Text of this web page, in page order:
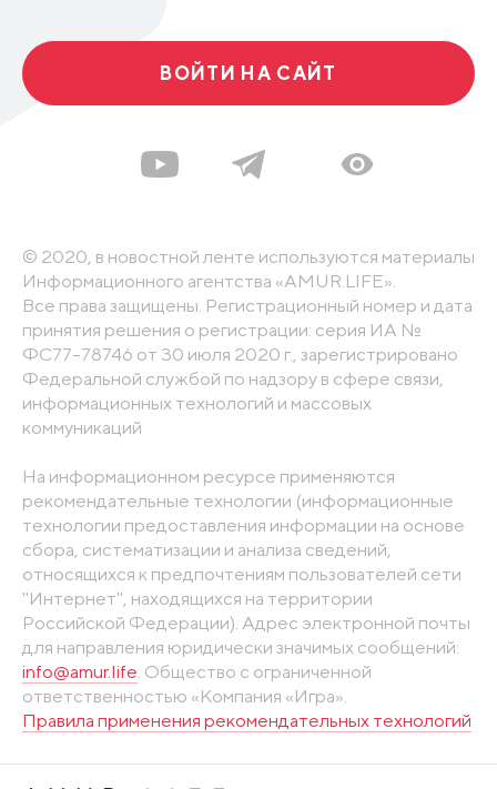
ВОЙТИ НА САЙТ
© 2020, в новостной ленте используются материалы
Информационного агентства «AMUR.LIFE».
Все права защищены. Регистрационный номер и дата
принятия решения о регистрации: серия ИА №
ФС77-78746 от 30 июля 2020 г., зарегистрировано
Федеральной службой по надзору в сфере связи,
информационных технологий и массовых
коммуникаций
На информационном ресурсе применяются
рекомендательные технологии (информационные
технологии предоставления информации на основе
сбора, систематизации и анализа сведений,
относящихся к предпочтениям пользователей сети
"Интернет", находящихся на территории
Российской Федерации). Адрес электронной почты
для направления юридически значимых сообщений:
info@amur.life. Общество с ограниченной
ответственностью «Компания «Игра».
Правила применения рекомендательных технологий